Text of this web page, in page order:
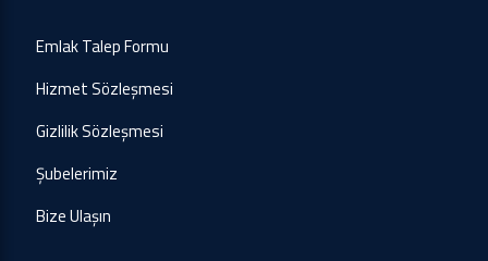
Emlak Talep Formu
Hizmet Sözleşmesi
Gizlilik Sözleşmesi
Şubelerimiz
Bize Ulaşın